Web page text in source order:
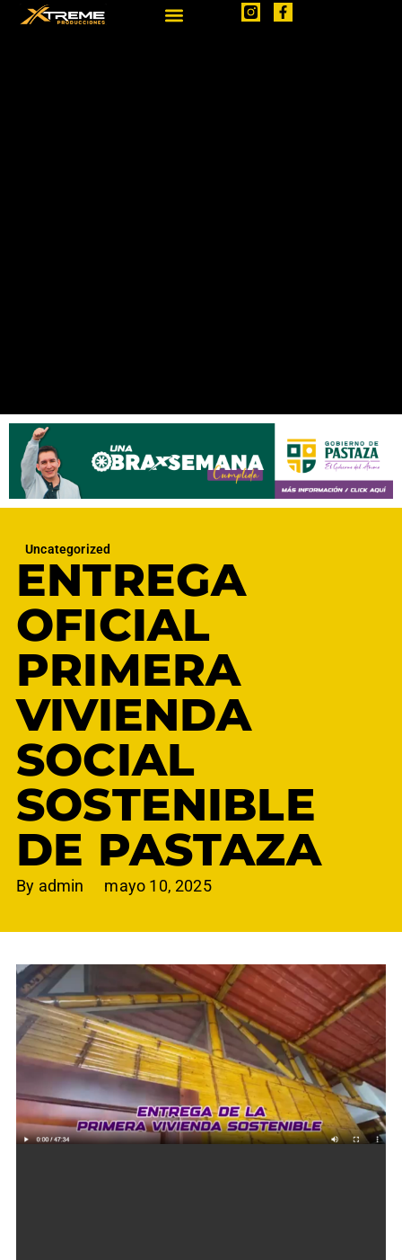
Uncategorized
ENTREGA
OFICIAL
PRIMERA
VIVIENDA
SOCIAL
SOSTENIBLE
DE PASTAZA
By admin mayo 10, 2025